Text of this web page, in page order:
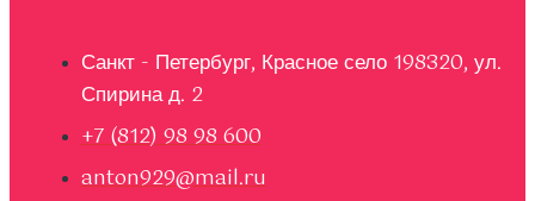
Санкт - Петербург, Красное село 198320, ул.
Спирина д. 2
+7 (812) 98 98 600
anton929@mail.ru